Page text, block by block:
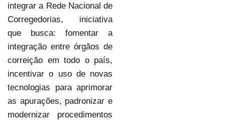
integrar a Rede Nacional de
Corregedorias, iniciativa
que busca: fomentar a
integração entre órgãos de
correição em todo o país,
incentivar o uso de novas
tecnologias para aprimorar
as apurações, padronizar e
modernizar procedimentos